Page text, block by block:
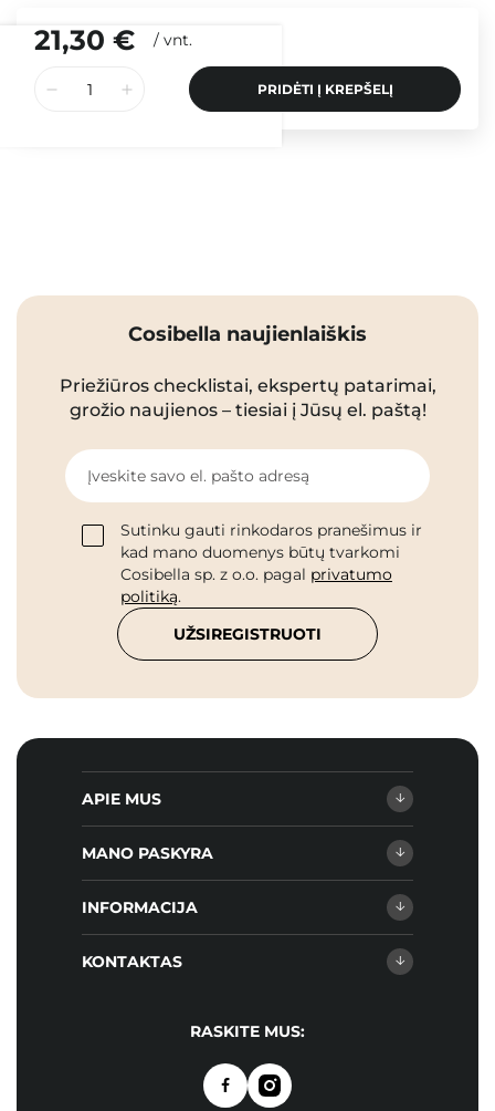
21,30 € / vnt.
PRIDĖTI Į KREPŠELĮ
Cosibella naujienlaiškis
Priežiūros checklistai, ekspertų patarimai,
grožio naujienos – tiesiai į Jūsų el. paštą!
Įveskite savo el. pašto adresą
Sutinku gauti rinkodaros pranešimus ir
kad mano duomenys būtų tvarkomi
Cosibella sp. z o.o. pagal privatumo
politiką.
UŽSIREGISTRUOTI
APIE MUS
MANO PASKYRA
INFORMACIJA
KONTAKTAS
RASKITE MUS: